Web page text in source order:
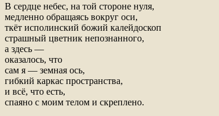
В сердце небес, на той стороне нуля,
медленно обращаясь вокруг оси,
ткёт исполинский божий калейдоскоп
страшный цветник непознанного,
а здесь —
оказалось, что
сам я — земная ось,
гибкий каркас пространства,
и всё, что есть,
спаяно с моим телом и скреплено.